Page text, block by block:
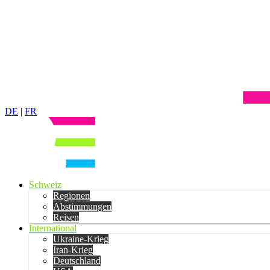
DE | FR
Schweiz
Regionen
Abstimmungen
Reisen
International
Ukraine-Krieg
Iran-Krieg
Deutschland